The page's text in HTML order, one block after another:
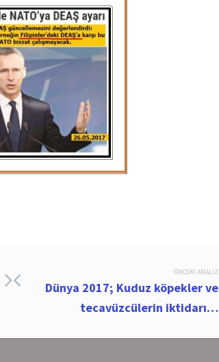
ÖNCEKI ANALIZ
Dünya 2017; Kuduz köpekler ve
tecavüzcülerin iktidarı…